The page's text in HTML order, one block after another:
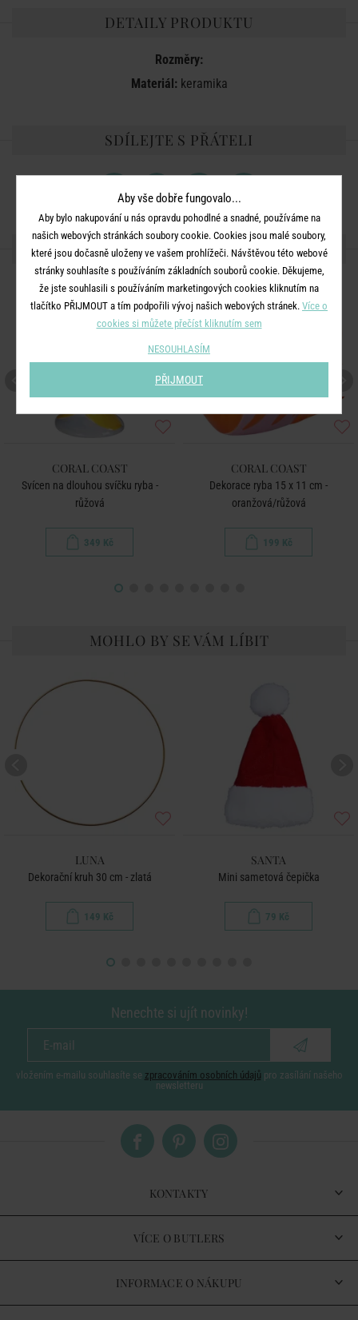
DETAILY PRODUKTU
Rozměry:
Materiál:keramika
SDÍLEJTE S PŘÁTELI
DALŠÍ PRODUKTY ZE SÉRIE
CORAL COAST
Svícen na dlouhou svíčku ryba -
růžová
349 Kč
CORAL COAST
Dekorace ryba 15 x 11 cm -
oranžová/růžová
199 Kč
MOHLO BY SE VÁM LÍBIT
LUNA
Dekorační kruh 30 cm - zlatá
149 Kč
SANTA
Mini sametová čepička
79 Kč
Nenechte si ujít novinky!
vložením e-mailu souhlasíte se zpracováním osobních údajů pro zasílání našeho
newsletteru
KONTAKTY
VÍCE O BUTLERS
INFORMACE O NÁKUPU
Aby vše dobře fungovalo...
Aby bylo nakupování u nás opravdu pohodlné a snadné, používáme na
našich webových stránkách soubory cookie. Cookies jsou malé soubory,
které jsou dočasně uloženy ve vašem prohlížeči. Návštěvou této webové
stránky souhlasíte s používáním základních souborů cookie. Děkujeme,
že jste souhlasili s používáním marketingových cookies kliknutím na
tlačítko PŘIJMOUT a tím podpořili vývoj našich webových stránek. Více o
cookies si můžete přečíst kliknutím sem
NESOUHLASÍM
PŘIJMOUT